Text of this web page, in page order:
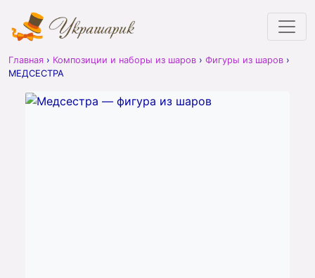
Главная › Композиции и наборы из шаров › Фигуры из шаров ›
МЕДСЕСТРА